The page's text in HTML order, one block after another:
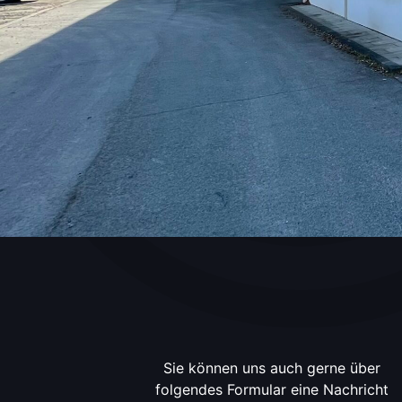
Sie können uns auch gerne über
folgendes Formular eine Nachricht